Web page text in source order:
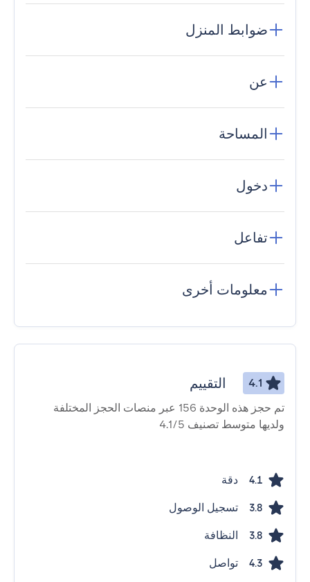
ضوابط المنزل
عن
المساحة
دخول
تفاعل
معلومات أخرى
4.1 التقييم
تم حجز هذه الوحدة 156 عبر منصات الحجز المختلفة
ولديها متوسط ​​تصنيف 4.1/5
4.1 دقة
3.8 تسجيل الوصول
3.8 النظافة
4.3 تواصل